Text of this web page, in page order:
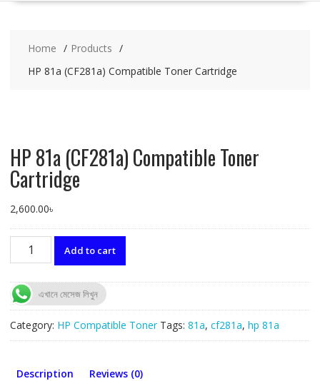
Home
Products
HP 81a (CF281a) Compatible Toner Cartridge
HP 81a (CF281a) Compatible Toner
Cartridge
2,600.00৳
Compatible
Toner
Cartridge
quantity
Add to cart
এখানে মেসেজ লিখুন
Category: HP Compatible Toner Tags: 81a, cf281a, hp 81a
Description Reviews (0)